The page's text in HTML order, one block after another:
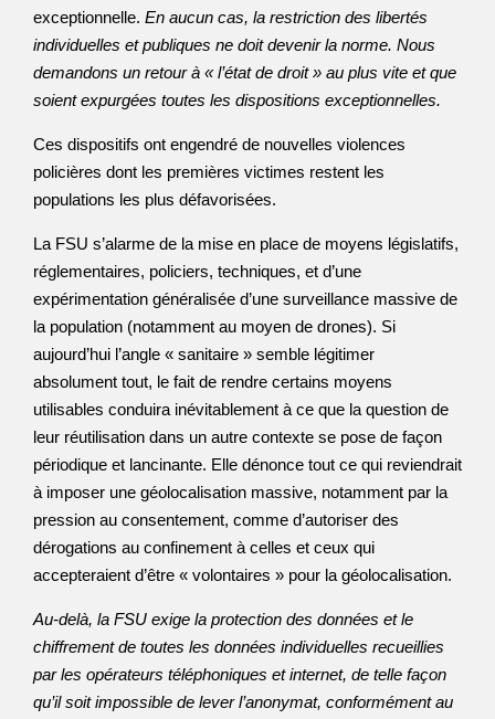
exceptionnelle. En aucun cas, la restriction des libertés
individuelles et publiques ne doit devenir la norme. Nous
demandons un retour à « l’état de droit » au plus vite et que
soient expurgées toutes les dispositions exceptionnelles.
Ces dispositifs ont engendré de nouvelles violences
policières dont les premières victimes restent les
populations les plus défavorisées.
La FSU s’alarme de la mise en place de moyens législatifs,
réglementaires, policiers, techniques, et d’une
expérimentation généralisée d’une surveillance massive de
la population (notamment au moyen de drones). Si
aujourd’hui l’angle « sanitaire » semble légitimer
absolument tout, le fait de rendre certains moyens
utilisables conduira inévitablement à ce que la question de
leur réutilisation dans un autre contexte se pose de façon
périodique et lancinante. Elle dénonce tout ce qui reviendrait
à imposer une géolocalisation massive, notamment par la
pression au consentement, comme d’autoriser des
dérogations au confinement à celles et ceux qui
accepteraient d’être « volontaires » pour la géolocalisation.
Au-delà, la FSU exige la protection des données et le
chiffrement de toutes les données individuelles recueillies
par les opérateurs téléphoniques et internet, de telle façon
qu’il soit impossible de lever l’anonymat, conformément au